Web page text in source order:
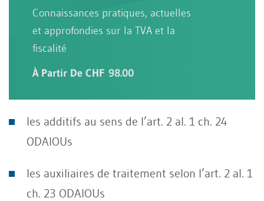
Connaissances pratiques, actuelles
et approfondies sur la TVA et la
fiscalité
À Partir De CHF 98.00
les additifs au sens de l’art. 2 al. 1 ch. 24
ODAlOUs
les auxiliaires de traitement selon l’art. 2 al. 1
ch. 23 ODAlOUs